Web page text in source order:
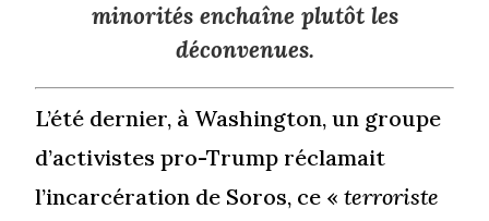
minorités enchaîne plutôt les
déconvenues.
L’été dernier, à Washington, un groupe
d’activistes pro-Trump réclamait
l’incarcération de Soros, ce «terroriste